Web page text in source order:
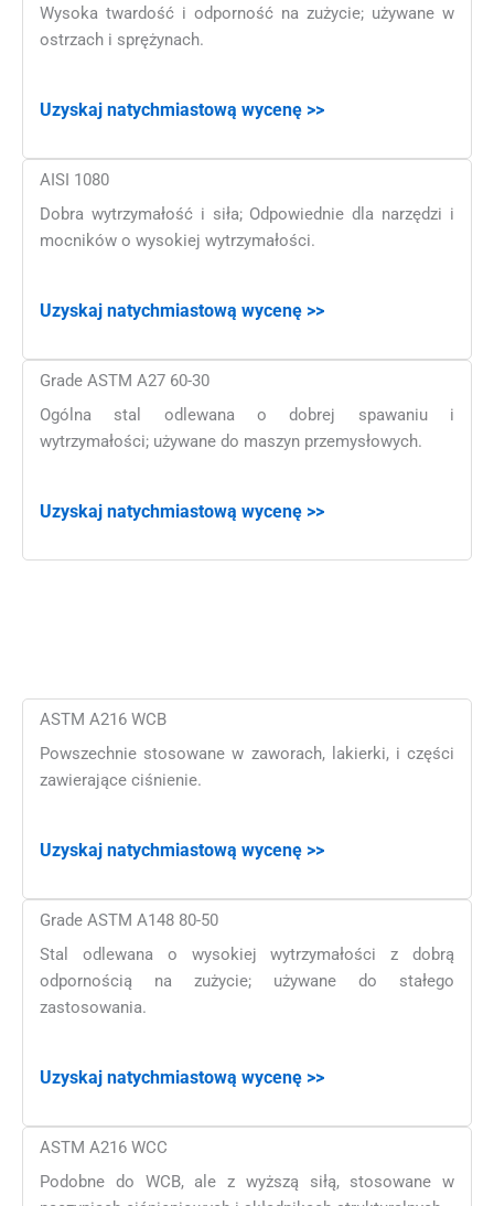
Wysoka twardość i odporność na zużycie; używane w
ostrzach i sprężynach.
Uzyskaj natychmiastową wycenę >>
AISI 1080
Dobra wytrzymałość i siła; Odpowiednie dla narzędzi i
mocników o wysokiej wytrzymałości.
Uzyskaj natychmiastową wycenę >>
Grade ASTM A27 60-30
Ogólna stal odlewana o dobrej spawaniu i
wytrzymałości; używane do maszyn przemysłowych.
Uzyskaj natychmiastową wycenę >>
ASTM A216 WCB
Powszechnie stosowane w zaworach, lakierki, i części
zawierające ciśnienie.
Uzyskaj natychmiastową wycenę >>
Grade ASTM A148 80-50
Stal odlewana o wysokiej wytrzymałości z dobrą
odpornością na zużycie; używane do stałego
zastosowania.
Uzyskaj natychmiastową wycenę >>
ASTM A216 WCC
Podobne do WCB, ale z wyższą siłą, stosowane w